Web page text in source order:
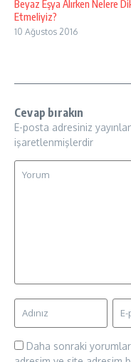
Beyaz Eşya Alırken Nelere
Etmeliyiz?
10 Ağustos 2016
Cevap bırakın
E-posta adresiniz
işaretlenmişlerdir
Daha sonraki